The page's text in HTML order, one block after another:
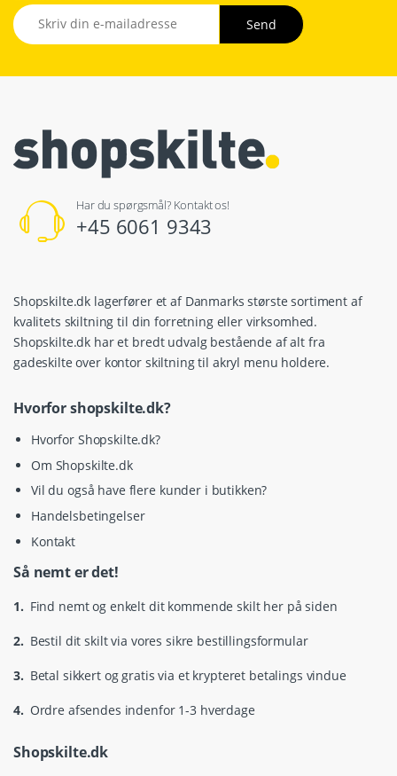
Har du spørgsmål? Kontakt os!
+45 6061 9343
Shopskilte.dk lagerfører et af Danmarks største sortiment af
kvalitets skiltning til din forretning eller virksomhed.
Shopskilte.dk har et bredt udvalg bestående af alt fra
gadeskilte over kontor skiltning til akryl menu holdere.
Hvorfor shopskilte.dk?
Hvorfor Shopskilte.dk?
Om Shopskilte.dk
Vil du også have flere kunder i butikken?
Handelsbetingelser
Kontakt
Så nemt er det!
1. Find nemt og enkelt dit kommende skilt her på siden
2. Bestil dit skilt via vores sikre bestillingsformular
3. Betal sikkert og gratis via et krypteret betalings vindue
4. Ordre afsendes indenfor 1-3 hverdage
Shopskilte.dk